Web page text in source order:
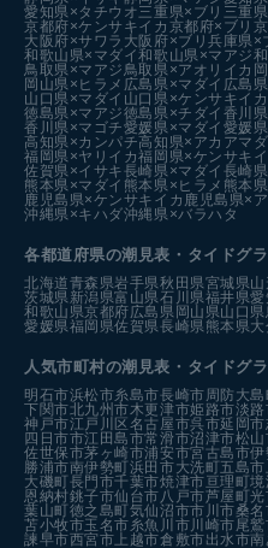
愛知県×タチウオ三重県×ブリ 三重
京都府×ケンサキイカ 京都府×ブリ
大阪府×サワラ 大阪府×ブリ兵庫県×
和歌山県×マダイ和歌山県×マアジ
鳥取県×マアジ鳥取県×アオリイカ
岡山県×ヒラメ 広島県×マダイ 広島
山口県×マダイ 山口県×ケンサキイカ
徳島県×マアジ徳島県×チダイ 香川
香川県×マゴチ愛媛県×マダイ 愛媛
高知県×カンパチ高知県×アカアマダ
福岡県×ヤリイカ福岡県×ケンサキイ
佐賀県×イサキ長崎県×マダイ 長崎
熊本県×マダイ 熊本県×ヒラメ 熊本
鹿児島県×ケンサキイカ 鹿児島県×
沖縄県×キハダ沖縄県×バラハタ
各都道府県の潮見表 ・タイドグ
北海道青森県岩手県秋田県宮城県
茨城県新潟県富山県石川県福井県愛
和歌山県京都府広島県 岡山県山口県
愛媛県福岡県佐賀県長崎県熊本県
人気市町村の潮見表・タイドグ
明石市浜松市糸島市長崎市周防大島
下関市北九州市木更津市姫路市淡路
神戸市江戸川区 名古屋市呉市延岡市
四日市市江田島市常滑市沼津市松
佐世保市茅ヶ崎市浦安市宮古島市伊
勝浦市南伊勢町浜田市大洗町五島市
大磯町長門市千葉市焼津市亘理町境
恩納村銚子市仙台市八戸市芦屋町光
葉山町徳之島町気仙沼市市川市桑
苫小牧市玉名市糸魚川市川崎市尾
諫早市西宮市 上越市倉敷市出水市南